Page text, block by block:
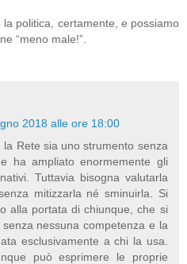
politica, certamente, e possiamo
“meno male!”.
2018 alle ore 18:00
Rete sia uno strumento senza
ha ampliato enormemente gli
Tuttavia bisogna valutarla
mitizzarla né sminuirla. Si
alla portata di chiunque, che si
nessuna competenza e la
esclusivamente a chi la usa.
può esprimere le proprie